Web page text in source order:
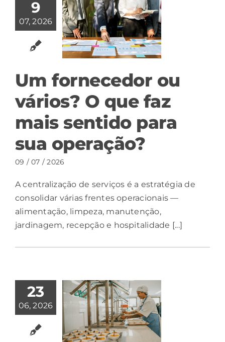
9
07, 2026
Um fornecedor ou
vários? O que faz
mais sentido para
sua operação?
09 / 07 / 2026
A centralização de serviços é a estratégia de
consolidar várias frentes operacionais —
alimentação, limpeza, manutenção,
jardinagem, recepção e hospitalidade [...]
23
06, 2026